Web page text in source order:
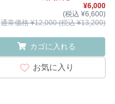
¥6,000
(税込 ¥6,600)
通常価格 ¥12,000 (税込 ¥13,200)
カゴに入れる
お気に入り